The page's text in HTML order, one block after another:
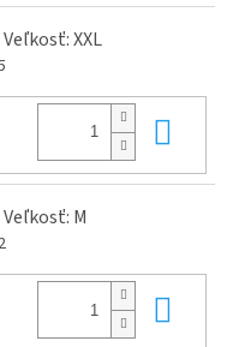
XXL
M